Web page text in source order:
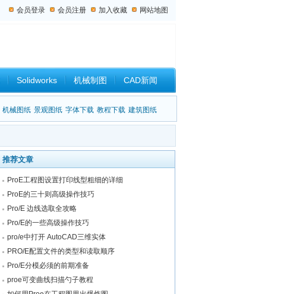
会员登录 会员注册 加入收藏 网站地图
Solidworks 机械制图 CAD新闻
设计杂谈
机械图纸 景观图纸 字体下载 教程下载 建筑图纸
推荐文章
ProE工程图设置打印线型粗细的详细
ProE的三十则高级操作技巧
Pro/E 边线选取全攻略
Pro/E的一些高级操作技巧
pro/e中打开 AutoCAD三维实体
PRO/E配置文件的类型和读取顺序
Pro/E分模必须的前期准备
proe可变曲线扫描勺子教程